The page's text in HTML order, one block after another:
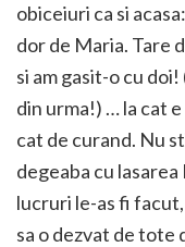
obiceiuri ca si
dor de Maria. Tare
si am gasit-o cu
din urma!) … la cat
cat de curand. Nu
degeaba cu
lucruri le-as fi
sa o dezvat de tote